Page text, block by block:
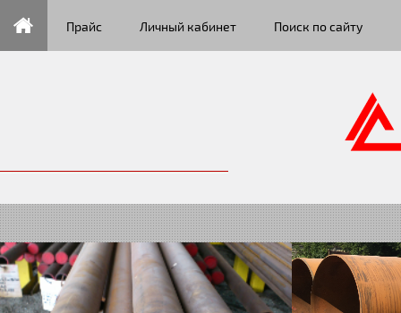
Прайс Личный кабинет Поиск по сайту